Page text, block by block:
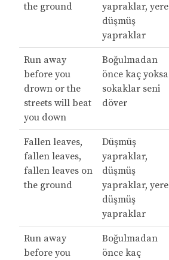
the ground
yapraklar, yere
düşmüş
yapraklar
Run away
before you
drown or the
streets will beat
you down
Boğulmadan
önce kaç yoksa
sokaklar seni
döver
Fallen leaves,
fallen leaves,
fallen leaves on
the ground
Düşmüş
yapraklar,
düşmüş
yapraklar, yere
düşmüş
yapraklar
Run away
before you
Boğulmadan
önce kaç